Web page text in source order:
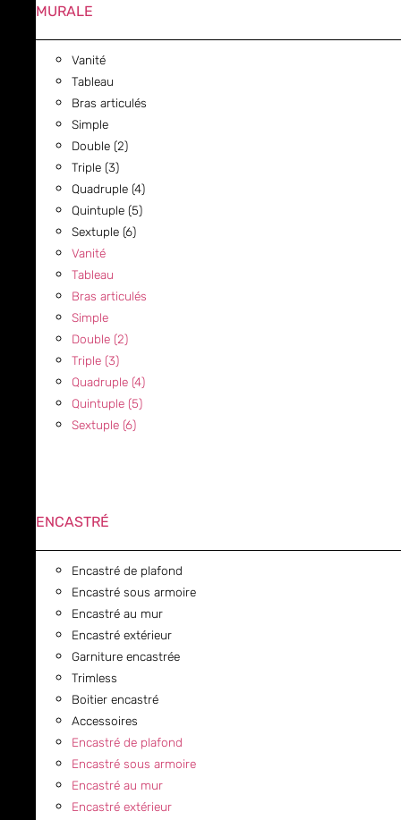
MURALE
Vanité
Tableau
Bras articulés
Simple
Double (2)
Triple (3)
Quadruple (4)
Quintuple (5)
Sextuple (6)
Vanité
Tableau
Bras articulés
Simple
Double (2)
Triple (3)
Quadruple (4)
Quintuple (5)
Sextuple (6)
ENCASTRÉ
Encastré de plafond
Encastré sous armoire
Encastré au mur
Encastré extérieur
Garniture encastrée
Trimless
Boitier encastré
Accessoires
Encastré de plafond
Encastré sous armoire
Encastré au mur
Encastré extérieur